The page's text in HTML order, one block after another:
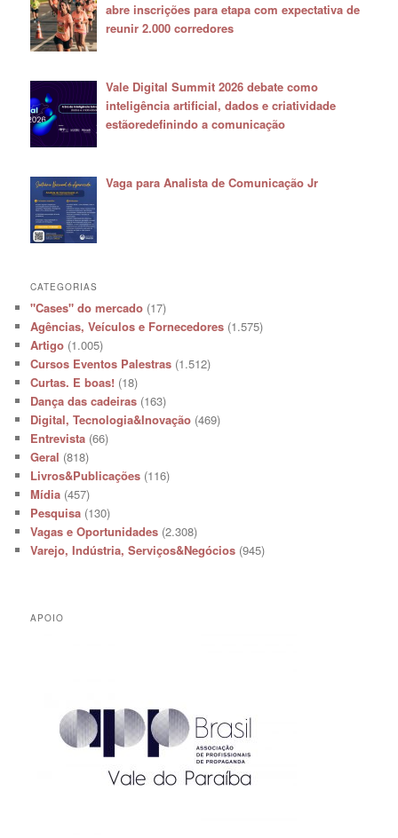
abre inscrições para etapa com expectativa de
reunir 2.000 corredores
Vale Digital Summit 2026 debate como
inteligência artificial, dados e criatividade
estãoredefinindo a comunicação
Vaga para Analista de Comunicação Jr
CATEGORIAS
"Cases" do mercado (17)
Agências, Veículos e Fornecedores (1.575)
Artigo (1.005)
Cursos Eventos Palestras (1.512)
Curtas. E boas! (18)
Dança das cadeiras (163)
Digital, Tecnologia&Inovação (469)
Entrevista (66)
Geral (818)
Livros&Publicações (116)
Mídia (457)
Pesquisa (130)
Vagas e Oportunidades (2.308)
Varejo, Indústria, Serviços&Negócios (945)
APOIO